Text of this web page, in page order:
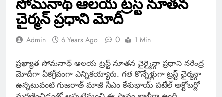
సోమ్‌నాథ్‌ ఆలయ ట్రస్ట్ నూతన
చైర్మన్ ప్రధాని మోదీ
Admin 6 Years Ago 0 1 Min
ప్రఖ్యాత సోమనాథ్ ఆలయ ట్రస్ట్ నూతన చైర్మైన్గా ప్రధాని నరేంద్ర
మోదీగా ఏకగ్రీవంగా ఎన్నికయ్యారు. గత కొన్నేళ్లుగా ట్రస్ట్ ఛైర్మన్గా
ఉన్నటువంటి గుజరాత్ మాజీ సీఎం కేశుభాయ్ పటేల్ అక్టోబర్లో